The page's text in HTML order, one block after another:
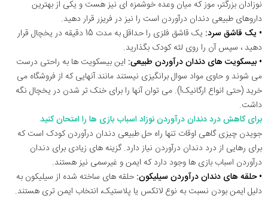
نوزادان بزرگتر، موز که میان وعده خوشمزه ای نیز هست و یکی از بهترین
داروهای طبیعی دندان درآوردن است را نیز در فریزر قرار دهید.
• یک قاشق سرد:
یک قاشق فلزی را حداقل به مدت 15 دقیقه در یخچال قرار
دهید ، سپس آن را روی لثه کودک بگذارید.
• بیسکویت های دندان درآوردن طبیعی: این بیسکویت ها به راحتی درست
می شوند و حاوی مواد سوال برانگیزی نیستند مانند آنهایی که از فروشگاه می
خرید (حتی انواع ارگانیک!). می توان آنها را برای خنک تر شدن در یخچال نگه
داشت.
برای کاهش درد دندان درآوردن نوزاد اسباب بازی ها را امتحان کنید
جویدن چیزی گاهی اوقات تنها راه حل طبیعی دندان درآوردن کودک است که
برای رهایی از درد دندان درآوردن نیاز دارد. گزینه های زیادی برای دندان
درآوردن اسباب بازی ها وجود دارد که ایمن و غیرسمی نیز هستند.
• حلقه های دندان درآوردن سیلیکون: حلقه های ساخته شده از سیلیکون به
دلیل ایمن بودن نسبت به نوع لاتکس یا پلاستیک، انتخاب ایمن تری هستند.